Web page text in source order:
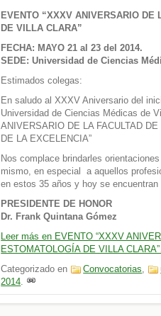
EVENTO “XXXV ANIVERSARIO
DE VILLA CLARA”
FECHA: MAYO 21 al 23 del 2014.
SEDE: Universidad de Ciencias
Estimados colegas:
En saludo al XXXV Aniversario del
Universidad de Ciencias Médicas de
ANIVERSARIO DE LA FACULTAD
DE LA EXCELENCIA”
Nos complace brindarles
mismo, en especial a aquellos
en estos 35 años y hoy se
PRESIDENTE DE HONOR
Dr. Frank Quintana Gómez
Leer más en EVENTO “XXXV
ESTOMATOLOGÍA DE VILLA
Categorizado en
Convocatorias,
2014.